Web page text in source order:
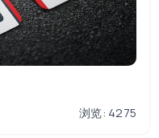
浏览: 4275